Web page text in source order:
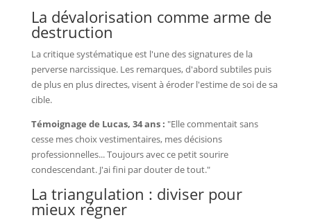
La dévalorisation comme arme de
destruction
La critique systématique est l'une des signatures de la
perverse narcissique. Les remarques, d'abord subtiles puis
de plus en plus directes, visent à éroder l'estime de soi de sa
cible.
Témoignage de Lucas, 34 ans : "Elle commentait sans
cesse mes choix vestimentaires, mes décisions
professionnelles... Toujours avec ce petit sourire
condescendant. J'ai fini par douter de tout."
La triangulation : diviser pour
mieux régner